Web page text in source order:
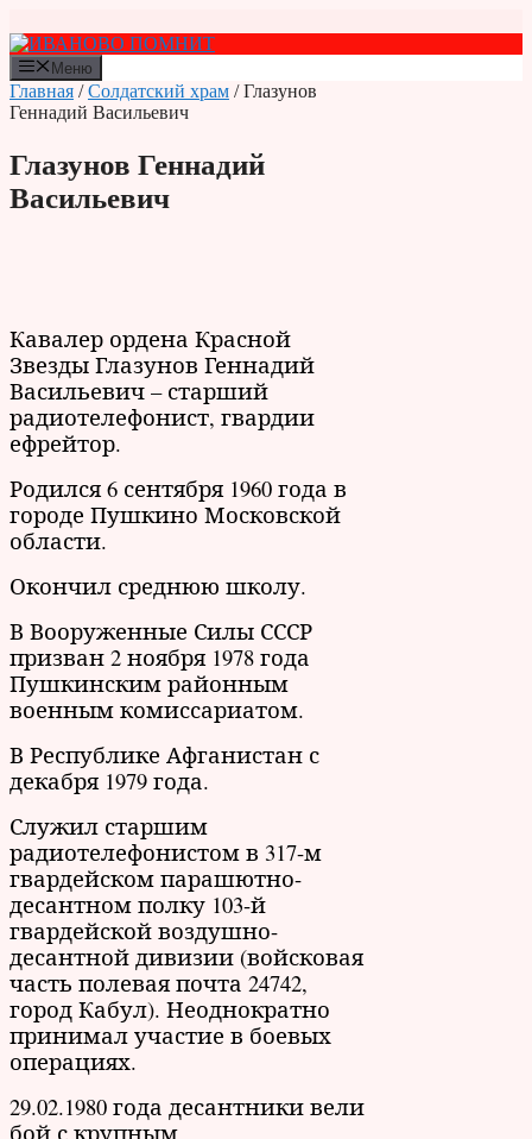
к
содержимому
Меню
Главная /Солдатский храм / Глазунов
Геннадий Васильевич
Глазунов Геннадий
Васильевич
Кавалер ордена Красной
Звезды Глазунов Геннадий
Васильевич – старший
радиотелефонист, гвардии
ефрейтор.
Родился 6 сентября 1960 года в
городе Пушкино Московской
области.
Окончил среднюю школу.
В Вооруженные Силы СССР
призван 2 ноября 1978 года
Пушкинским районным
военным комиссариатом.
В Республике Афганистан с
декабря 1979 года.
Служил старшим
радиотелефонистом в 317-м
гвардейском парашютно-
десантном полку 103-й
гвардейской воздушно-
десантной дивизии (войсковая
часть полевая почта 24742,
город Кабул). Неоднократно
принимал участие в боевых
операциях.
29.02.1980 года десантники вели
бой с крупным